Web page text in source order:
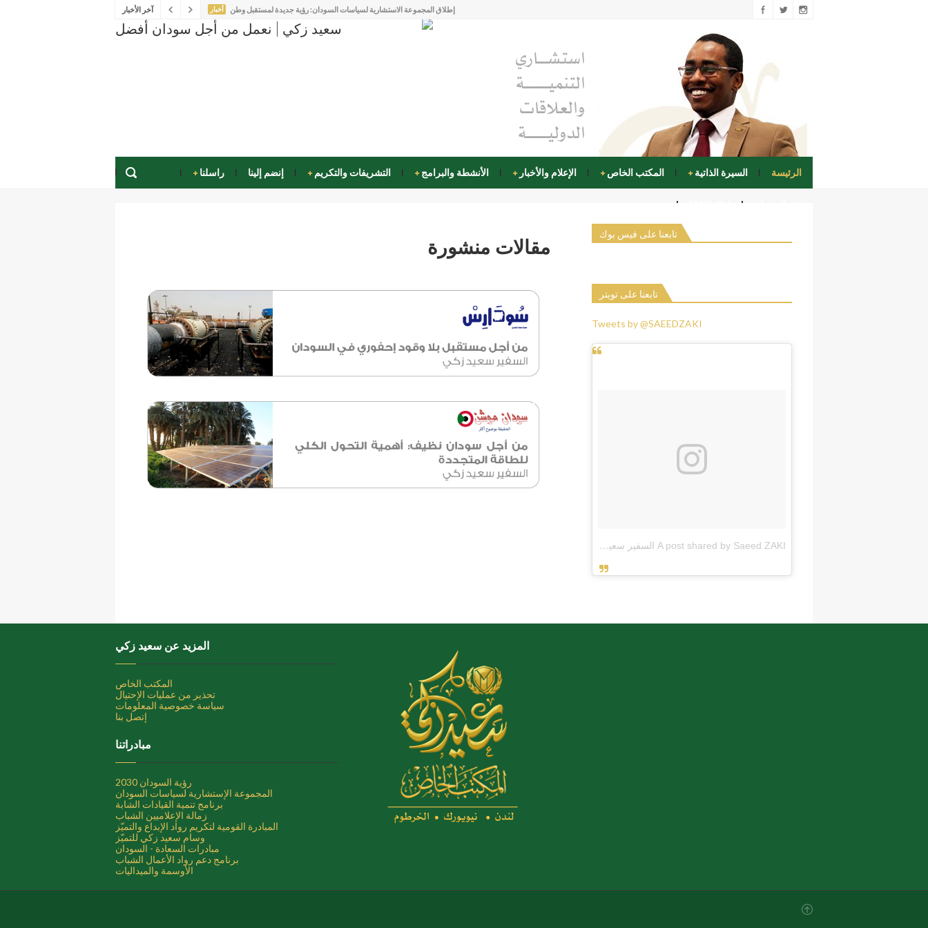
آخر الأخبار أخبار إطلاق المجموعة الاستشارية لسياسات السودان: رؤية جديدة لمستقبل وطن
أخبار المكتب الخاص يحتفل بتخريج تخريج الدفعة الخامسة من برنامج تنمية القيادات الشابة
الرئيسة السيرة الذاتية المكتب الخاص الإعلام والأخبار الأنشطة والبرامج التشريفات والتكريم إنضم إلينا راسلنا
مقالات منشورة تابعنا على فيس بوك
تابعنا على تويتر
Tweets by @SAEEDZAKI
A post shared by Saeed ZAKI السفير سعيد زكي (@amb.saeed)
المزيد عن سعيد زكي
المكتب الخاص
تحذير من عمليات الإحتيال
سياسة خصوصية المعلومات
إتصل بنا
مبادراتنا
رؤية السودان 2030
المجموعة الإستشارية لسياسات السودان
برنامج تنمية القيادات الشابة
زمالة الإعلاميين الشباب
المبادرة القومية لتكريم رواد الإبداع والتميّز
وسام سعيد زكي للتميّز
مبادرات السعادة - السودان
برنامج دعم رواد الأعمال الشباب
الأوسمة والميداليات